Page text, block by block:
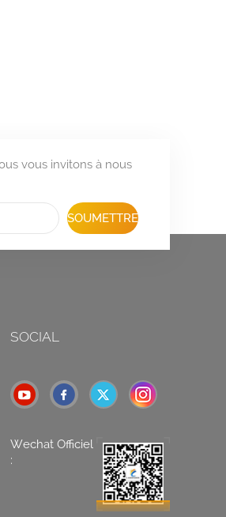
vous invitons à nous
SOUMETTRE
SOCIAL
Wechat Officiel
: